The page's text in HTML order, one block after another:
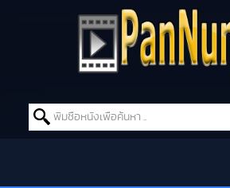
Search for: